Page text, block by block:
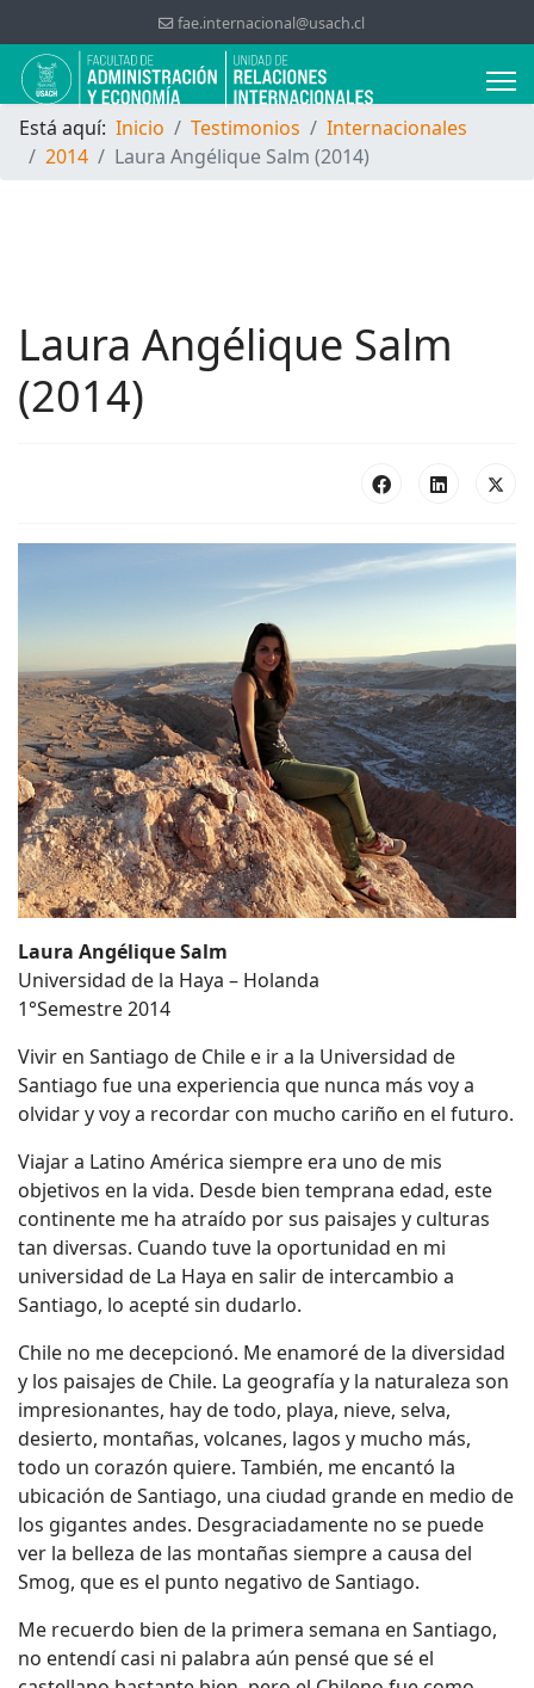
fae.internacional@usach.cl
Está aquí: Inicio Testimonios
Internacionales
2014
Laura Angélique Salm (2014)
Laura Angélique Salm
(2014)
Laura Angélique Salm
Universidad de la Haya – Holanda
1°Semestre 2014
Vivir en Santiago de Chile e ir a la Universidad de
Santiago fue una experiencia que nunca más voy a
olvidar y voy a recordar con mucho cariño en el futuro.
Viajar a Latino América siempre era uno de mis
objetivos en la vida. Desde bien temprana edad, este
continente me ha atraído por sus paisajes y culturas
tan diversas. Cuando tuve la oportunidad en mi
universidad de La Haya en salir de intercambio a
Santiago, lo acepté sin dudarlo.
Chile no me decepcionó. Me enamoré de la diversidad
y los paisajes de Chile. La geografía y la naturaleza son
impresionantes, hay de todo, playa, nieve, selva,
desierto, montañas, volcanes, lagos y mucho más,
todo un corazón quiere. También, me encantó la
ubicación de Santiago, una ciudad grande en medio de
los gigantes andes. Desgraciadamente no se puede
ver la belleza de las montañas siempre a causa del
Smog, que es el punto negativo de Santiago.
Me recuerdo bien de la primera semana en Santiago,
no entendí casi ni palabra aún pensé que sé el